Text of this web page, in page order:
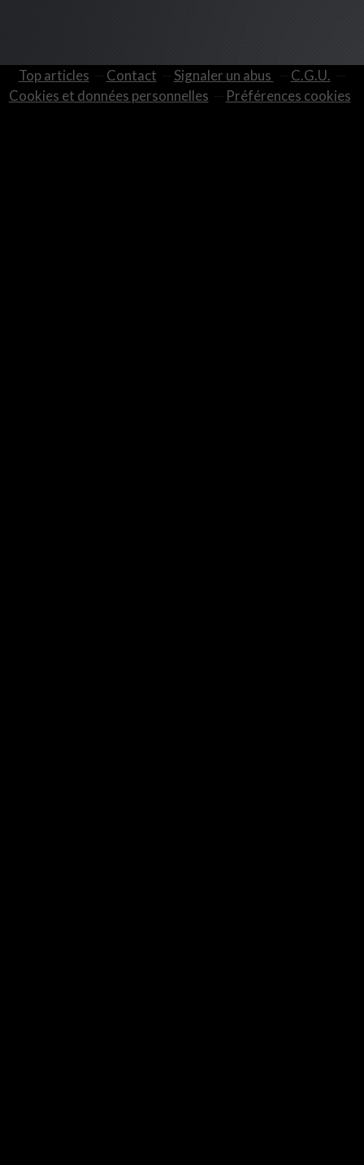
Top articles Contact Signaler un abus
C.G.U.
Cookies et données personnelles
Préférences cookies